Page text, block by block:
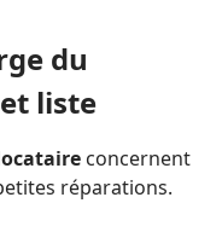
du
liste
concernent
réparations.